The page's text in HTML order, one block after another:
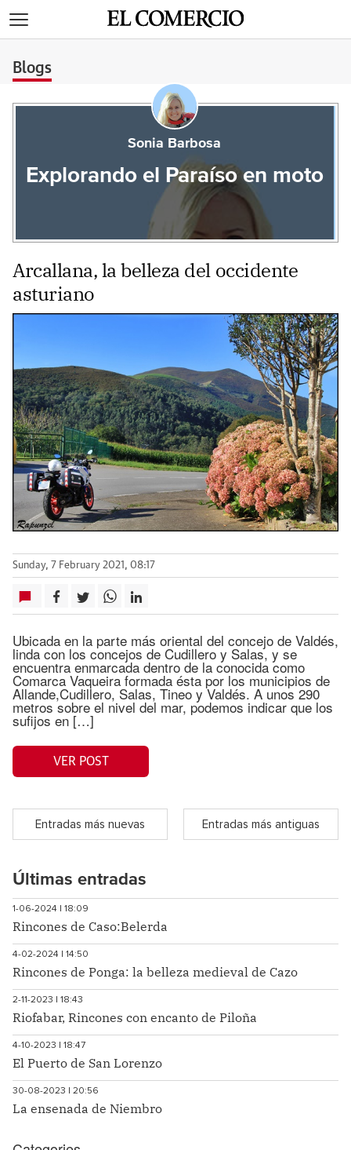
Blogs
Sonia Barbosa
Explorando el Paraíso en moto
Arcallana, la belleza del occidente
asturiano
Sunday, 7 February 2021, 08:17
Ubicada en la parte más oriental del concejo de Valdés,
linda con los concejos de Cudillero y Salas, y se
encuentra enmarcada dentro de la conocida como
Comarca Vaqueira formada ésta por los municipios de
Allande,Cudillero, Salas, Tineo y Valdés. A unos 290
metros sobre el nivel del mar, podemos indicar que los
sufijos en […]
VER POST
Entradas más nuevas Entradas más antiguas
Últimas entradas
1-06-2024 | 18:09
Rincones de Caso:Belerda
4-02-2024 | 14:50
Rincones de Ponga: la belleza medieval de Cazo
2-11-2023 | 18:43
Riofabar, Rincones con encanto de Piloña
4-10-2023 | 18:47
El Puerto de San Lorenzo
30-08-2023 | 20:56
La ensenada de Niembro